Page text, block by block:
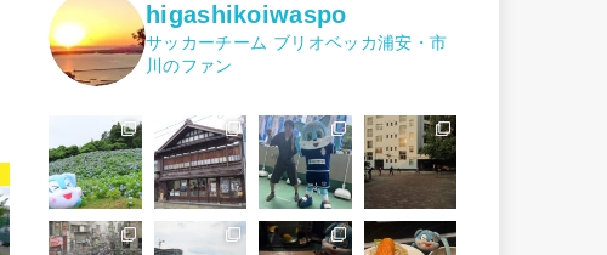
higashikoiwaspo
サッカーチーム ブリオベッカ浦安・市
川のファン